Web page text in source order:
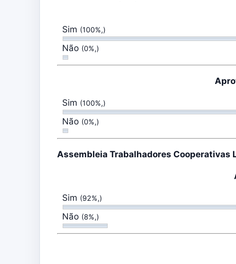
Sim (100%,)
Não (0%,)
Sim (100%,)
Não (0%,)
Assembleia Trabalhadores
Sim (92%,)
Não (8%,)